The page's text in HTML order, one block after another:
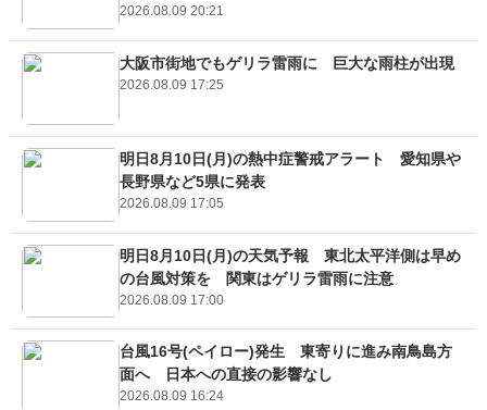
2026.08.09 20:21
大阪市街地でもゲリラ雷雨に 巨大な雨柱が出現
2026.08.09 17:25
明日8月10日(月)の熱中症警戒アラート 愛知県や
長野県など5県に発表
2026.08.09 17:05
明日8月10日(月)の天気予報 東北太平洋側は早め
の台風対策を 関東はゲリラ雷雨に注意
2026.08.09 17:00
台風16号(ペイロー)発生 東寄りに進み南鳥島方
面へ 日本への直接の影響なし
2026.08.09 16:24